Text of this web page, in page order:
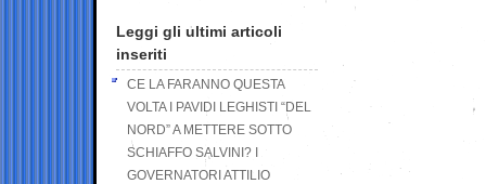
Leggi gli ultimi articoli
inseriti
CE LA FARANNO QUESTA
VOLTA I PAVIDI LEGHISTI “DEL
NORD” A METTERE SOTTO
SCHIAFFO SALVINI? I
GOVERNATORI ATTILIO